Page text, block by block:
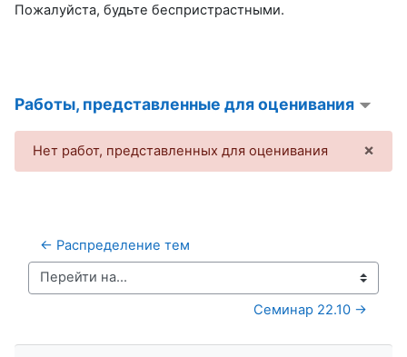
Пожалуйста, будьте беспристрастными.
Работы, представленные для оценивания
Нет работ, представленных для оценивания ×
← Распределение тем
Перейти на...
Семинар 22.10 →